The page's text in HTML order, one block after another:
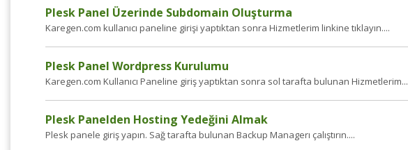
Plesk Panel Üzerinde Subdomain Oluşturma
Karegen.com kullanıcı paneline girişi yaptıktan sonra Hizmetlerim linkine tıklayın....
Plesk Panel Wordpress Kurulumu
Karegen.com Kullanıcı Paneline giriş yaptıktan sonra sol tarafta bulunan Hizmetlerim...
Plesk Panelden Hosting Yedeğini Almak
Plesk panele giriş yapın. Sağ tarafta bulunan Backup Managerı çalıştırın....